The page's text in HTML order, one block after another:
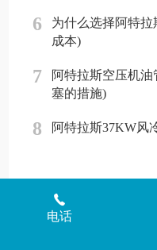
6
为什么选择阿特
成本)
7
阿特拉斯空压机
塞的措施)
8 阿特拉斯37KW风
电话
Copyright © 2018 - 2026
有限公司版权所有
粤